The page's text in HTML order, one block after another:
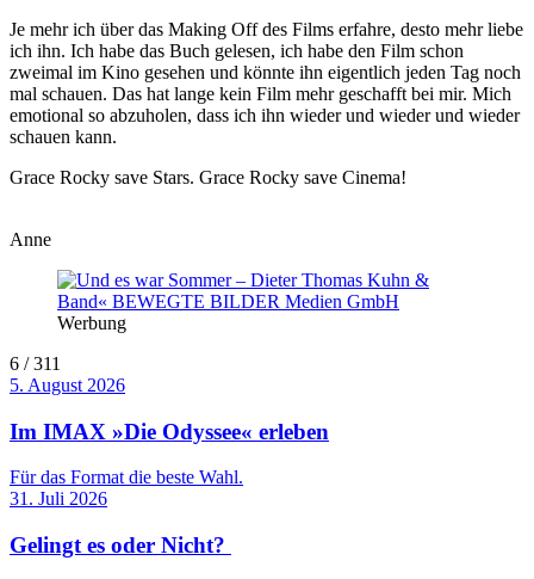
Je mehr ich über das Making Off des Films erfahre, desto mehr liebe
ich ihn. Ich habe das Buch gelesen, ich habe den Film schon
zweimal im Kino gesehen und könnte ihn eigentlich jeden Tag noch
mal schauen. Das hat lange kein Film mehr geschafft bei mir. Mich
emotional so abzuholen, dass ich ihn wieder und wieder und wieder
schauen kann.
Grace Rocky save Stars. Grace Rocky save Cinema!
Anne
Werbung
6 / 311
5. August 2026
Im IMAX »Die Odyssee« erleben
Für das Format die beste Wahl.
31. Juli 2026
Gelingt es oder Nicht?